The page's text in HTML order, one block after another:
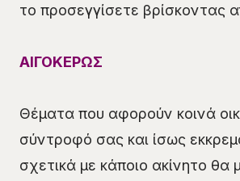
το προσεγγίσετε βρίσκοντας
ΑΙΓΟΚΕΡΩΣ
Θέματα που αφορούν κοινά
σύντροφό σας και ίσως
σχετικά με κάποιο ακίνητο